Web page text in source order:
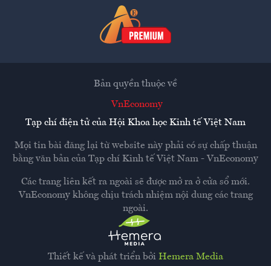
Thiết kế và phát triển bởi Hemera Media
Bản quyền thuộc về
VnEconomy
Tạp chí điện tử của Hội Khoa học Kinh tế Việt Nam
Mọi tin bài đăng lại từ website này phải có sự chấp thuận
bằng văn bản của Tạp chí Kinh tế Việt Nam - VnEconomy
Các trang liên kết ra ngoài sẽ được mở ra ở cửa sổ mới.
VnEconomy không chịu trách nhiệm nội dung các trang
ngoài.